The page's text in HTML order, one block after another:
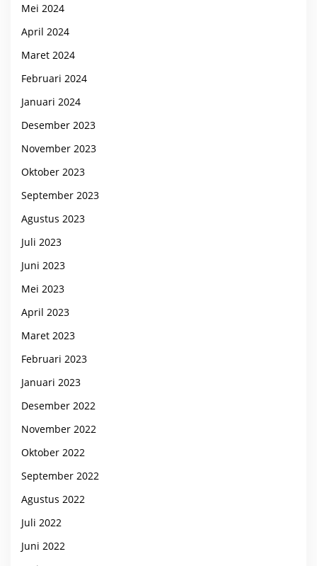
Mei 2024
April 2024
Maret 2024
Februari 2024
Januari 2024
Desember 2023
November 2023
Oktober 2023
September 2023
Agustus 2023
Juli 2023
Juni 2023
Mei 2023
April 2023
Maret 2023
Februari 2023
Januari 2023
Desember 2022
November 2022
Oktober 2022
September 2022
Agustus 2022
Juli 2022
Juni 2022